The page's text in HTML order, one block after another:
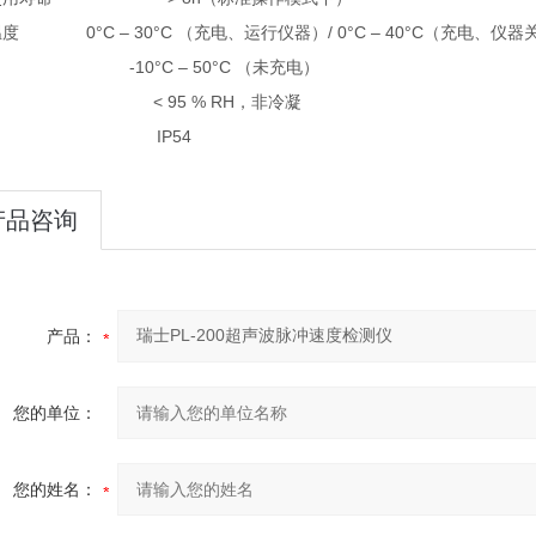
0°C – 30°C （充电、运行仪器） / 0°C – 40°C （充电、仪器
– 50°C
（未充电）
95 % RH ，非冷凝
品咨询
产品：
您的单位：
您的姓名：